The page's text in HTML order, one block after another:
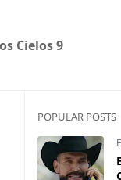
Cielos 9
POPULAR POSTS